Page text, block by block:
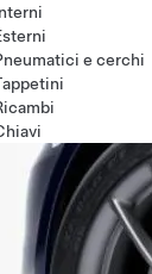
e cerchi